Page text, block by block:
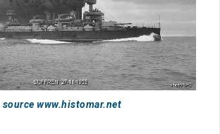
source www.histomar.net